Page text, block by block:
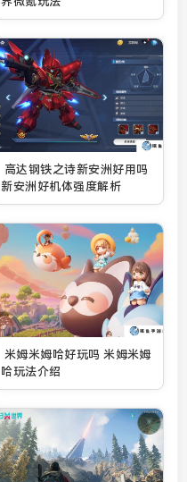
高达钢铁之诗新安洲好用吗
新安洲好机体强度解析
米姆米姆哈好玩吗 米姆米姆
哈玩法介绍